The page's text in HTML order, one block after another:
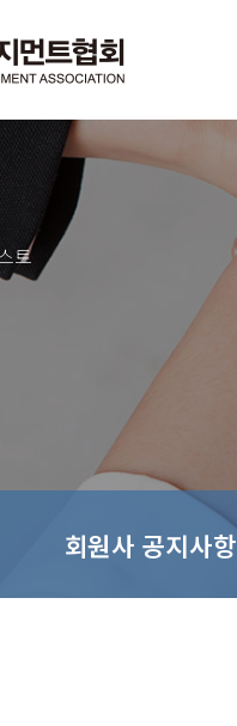
트
회원사 공지사항